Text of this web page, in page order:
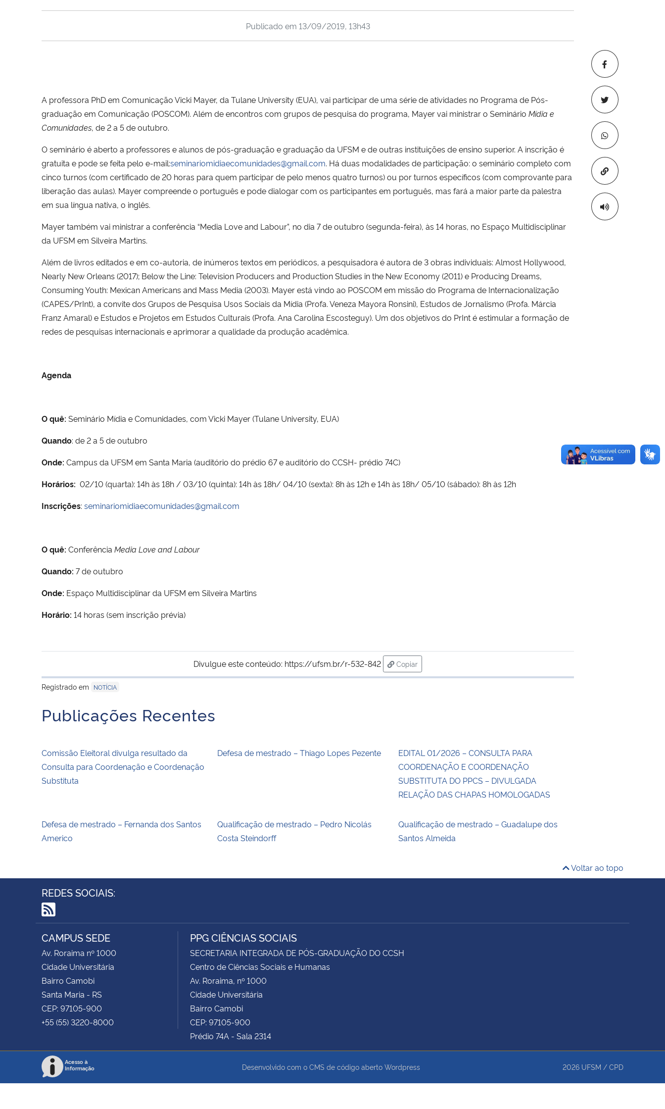
Copiar para
Publicado em 13/09/2019, 13h43
A professora PhD em Comunicação Vicki Mayer, da Tulane University (EUA), vai participar de uma série de atividades no Programa de Pós-
graduação em Comunicação (POSCOM). Além de encontros com grupos de pesquisa do programa, Mayer vai ministrar o Seminário Mídia e
Comunidades, de 2 a 5 de outubro.
O seminário é aberto a professores e alunos de pós-graduação e graduação da UFSM e de outras instituições de ensino superior. A inscrição é
gratuita e pode se feita pelo e-mail:seminariomidiaecomunidades@gmail.com. Há duas modalidades de participação: o seminário completo com
cinco turnos (com certificado de 20 horas para quem participar de pelo menos quatro turnos) ou por turnos específicos (com comprovante para
liberação das aulas). Mayer compreende o português e pode dialogar com os participantes em português, mas fará a maior parte da palestra
em sua língua nativa, o inglês.
Mayer também vai ministrar a conferência “Media Love and Labour”, no dia 7 de outubro (segunda-feira), às 14 horas, no Espaço Multidisciplinar
da UFSM em Silveira Martins.
Além de livros editados e em co-autoria, de inúmeros textos em periódicos, a pesquisadora é autora de 3 obras individuais: Almost Hollywood,
Nearly New Orleans (2017); Below the Line: Television Producers and Production Studies in the New Economy (2011) e Producing Dreams,
Consuming Youth: Mexican Americans and Mass Media (2003). Mayer está vindo ao POSCOM em missão do Programa de Internacionalização
(CAPES/PrInt), a convite dos Grupos de Pesquisa Usos Sociais da Mídia (Profa. Veneza Mayora Ronsini), Estudos de Jornalismo (Profa. Márcia
Franz Amaral) e Estudos e Projetos em Estudos Culturais (Profa. Ana Carolina Escosteguy). Um dos objetivos do PrInt é estimular a formação de
redes de pesquisas internacionais e aprimorar a qualidade da produção acadêmica.
Agenda
O quê: Seminário Mídia e Comunidades, com Vicki Mayer (Tulane University, EUA)
Quando: de 2 a 5 de outubro
Onde: Campus da UFSM em Santa Maria (auditório do prédio 67 e auditório do CCSH- prédio 74C)
Horários: 02/10 (quarta): 14h às 18h / 03/10 (quinta): 14h às 18h/ 04/10 (sexta): 8h às 12h e 14h às 18h/ 05/10 (sábado): 8h às 12h
Inscrições: seminariomidiaecomunidades@gmail.com
O quê: Conferência Media Love and Labour
Quando: 7 de outubro
Onde: Espaço Multidisciplinar da UFSM em Silveira Martins
Horário: 14 horas (sem inscrição prévia)
Divulgue este conteúdo: https://ufsm.br/r-532-842
Copiar
para área de transferência
Registrado em
NOTÍCIA
Publicações Recentes
Comissão Eleitoral divulga resultado da
Consulta para Coordenação e Coordenação
Substituta
Defesa de mestrado – Thiago Lopes Pezente
EDITAL 01/2026 – CONSULTA PARA
COORDENAÇÃO E COORDENAÇÃO
SUBSTITUTA DO PPCS – DIVULGADA
RELAÇÃO DAS CHAPAS HOMOLOGADAS
Defesa de mestrado – Fernanda dos Santos
Americo
Qualificação de mestrado – Pedro Nicolás
Costa Steindorff
Qualificação de mestrado – Guadalupe dos
Santos Almeida
Voltar ao topo
REDES SOCIAIS:
RSS
CAMPUS SEDE
Av. Roraima nº 1000
Cidade Universitária
Bairro Camobi
Santa Maria - RS
CEP: 97105-900
+55 (55) 3220-8000
PPG CIÊNCIAS SOCIAIS
SECRETARIA INTEGRADA DE PÓS-GRADUAÇÃO DO CCSH
Centro de Ciências Sociais e Humanas
Av. Roraima, nº 1000
Cidade Universitária
Bairro Camobi
CEP: 97105-900
Prédio 74A - Sala 2314
Acesso à
Informação
Desenvolvido com o CMS de código aberto Wordpress 2026 UFSM / CPD